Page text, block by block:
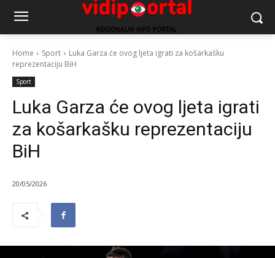
Home Sport
Luka Garza će ovog ljeta igrati za košarkašku
reprezentaciju BiH
Sport
Luka Garza će ovog ljeta igrati
za košarkašku reprezentaciju
BiH
20/05/2026